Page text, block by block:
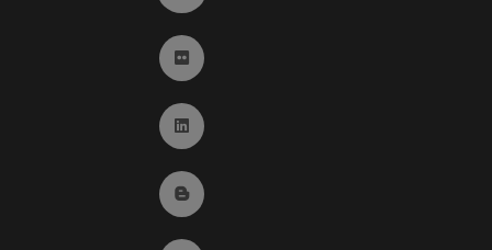
Ir a Flickr (abre en ventana nueva)
Ir a Linkedin (abre en ventana nueva)
Ir al Blog (abre en ventana nueva)